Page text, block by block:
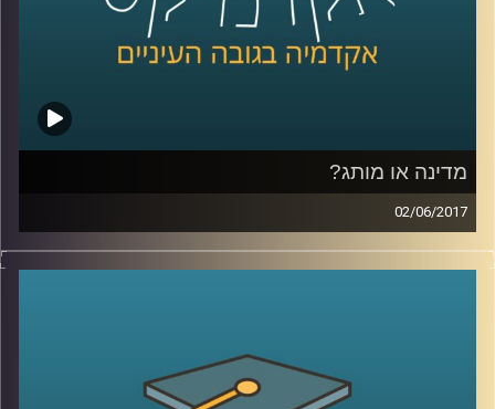
מדינה או מותג?
02/06/2017
דמיינו ראש ממשלה יושב במשרד פרסום וחושב
בעיצומו במדינות רבות בעולם ומה בכל זאת
ההבדלים בין מיתוג עסקי למיתוג מדינה. כמו כן,